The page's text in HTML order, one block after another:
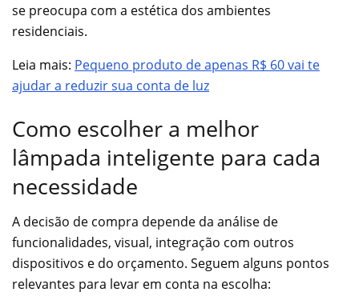
se preocupa com a estética dos ambientes
residenciais.
Leia mais: Pequeno produto de apenas R$ 60 vai te
ajudar a reduzir sua conta de luz
Como escolher a melhor
lâmpada inteligente para cada
necessidade
A decisão de compra depende da análise de
funcionalidades, visual, integração com outros
dispositivos e do orçamento. Seguem alguns pontos
relevantes para levar em conta na escolha: